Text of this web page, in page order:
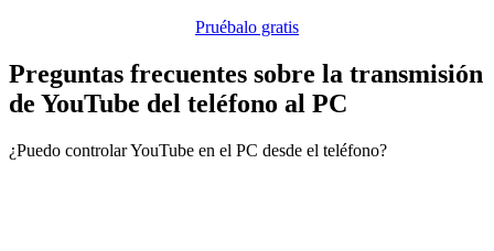
Pruébalo gratis
Preguntas frecuentes sobre la transmisión
de YouTube del teléfono al PC
¿Puedo controlar YouTube en el PC desde el teléfono?